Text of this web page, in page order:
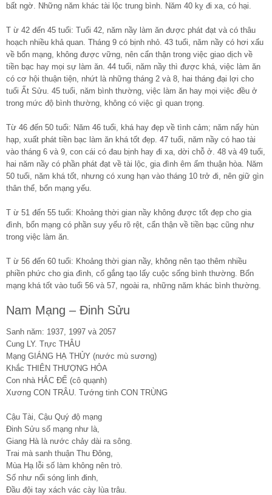
bất ngờ. Những năm khác tài lộc trung bình. Năm 40 kỵ đi xa, có hại.
T ừ 42 đến 45 tuổi: Tuổi 42, năm nầy làm ăn được phát đạt và có thâu
hoạch nhiều khả quan. Tháng 9 có bịnh nhỏ. 43 tuổi, năm nầy có hơi xấu
về bổn mạng, không được vững, nên cẩn thận trong việc giao dịch về
tiền bạc hay mọi sự làm ăn. 44 tuổi, năm nầy thì được khá, việc làm ăn
có cơ hội thuận tiện, nhứt là những tháng 2 và 8, hai tháng đại lợi cho
tuổi Ất Sửu. 45 tuổi, năm bình thường, việc làm ăn hay mọi việc đều ở
trong mức độ bình thường, không có việc gì quan trọng.
Từ 46 đến 50 tuổi: Năm 46 tuổi, khá hay đẹp về tình cảm; năm nấy hùn
hạp, xuất phát tiền bạc làm ăn khá tốt đẹp. 47 tuổi, năm nầy có hao tài
vào tháng 6 và 9, con cái có đau bịnh hay đi xa, dời chỗ ở. 48 và 49 tuổi,
hai năm nầy có phần phát đạt về tài lộc, gia đình êm ấm thuận hòa. Năm
50 tuổi, năm khá tốt, nhưng có xung hạn vào tháng 10 trở đi, nên giữ gìn
thân thể, bổn mạng yếu.
T ừ 51 đến 55 tuổi: Khoảng thời gian nầy không được tốt đẹp cho gia
đình, bổn mạng có phần suy yếu rõ rệt, cẩn thận về tiền bạc cũng như
trong việc làm ăn.
T ừ 56 đến 60 tuổi: Khoảng thời gian nầy, không nên tạo thêm nhiều
phiền phức cho gia đình, cố gắng tạo lấy cuộc sống bình thường. Bổn
mạng khá tốt vào tuổi 56 và 57, ngoài ra, những năm khác bình thường.
Nam Mạng – Đinh Sửu
Sanh năm: 1937, 1997 và 2057
Cung LY. Trực THÂU
Mạng GIÁNG HẠ THỦY (nước mù sương)
Khắc THIÊN THƯỢNG HỎA
Con nhà HẮC ĐẾ (cô quạnh)
Xương CON TRÂU. Tướng tinh CON TRÙNG
Cậu Tài, Cậu Quý độ mạng
Đinh Sửu số mạng như là,
Giang Hà là nước chảy dài ra sông.
Trai mà sanh thuận Thu Đông,
Mùa Hạ lỗi số làm không nên trò.
Số như nổi sóng linh đinh,
Đầu đội tay xách vác cày lùa trâu.